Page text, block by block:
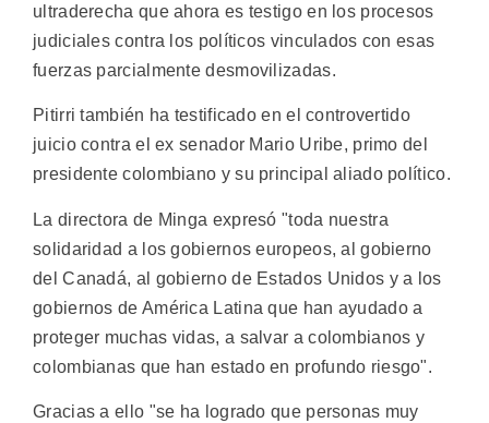
ultraderecha que ahora es testigo en los procesos
judiciales contra los políticos vinculados con esas
fuerzas parcialmente desmovilizadas.
Pitirri también ha testificado en el controvertido
juicio contra el ex senador Mario Uribe, primo del
presidente colombiano y su principal aliado político.
La directora de Minga expresó "toda nuestra
solidaridad a los gobiernos europeos, al gobierno
del Canadá, al gobierno de Estados Unidos y a los
gobiernos de América Latina que han ayudado a
proteger muchas vidas, a salvar a colombianos y
colombianas que han estado en profundo riesgo".
Gracias a ello "se ha logrado que personas muy